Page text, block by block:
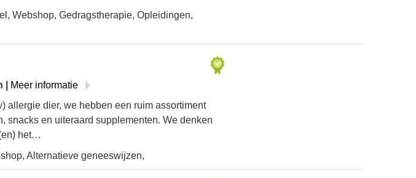
Webshop, Gedragstherapie, Opleidingen,
|
Meer informatie
allergie dier, we hebben een ruim assortiment
snacks en uiteraard supplementen. We denken
het…
Alternatieve geneeswijzen,